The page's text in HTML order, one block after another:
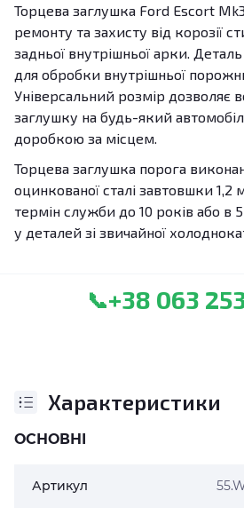
Торцева заглушка Ford Escort
ремонту та захисту від корозії
задньої внутрішньої арки.
для обробки внутрішньої
Універсальний розмір дозволяє
заглушку на будь-який
доробкою за місцем.
Торцева заглушка порога
оцинкованої сталі завтовшки
термін служби до 10 років або в
у деталей зі звичайної
📞+38 063
Характеристики
ОСНОВНІ
Артикул